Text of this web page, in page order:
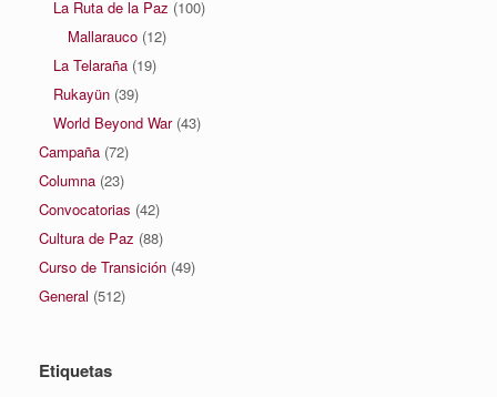
La Ruta de la Paz (100)
Mallarauco (12)
La Telaraña (19)
Rukayün (39)
World Beyond War(43)
Campaña (72)
Columna (23)
Convocatorias (42)
Cultura de Paz (88)
Curso de Transición (49)
General (512)
Etiquetas